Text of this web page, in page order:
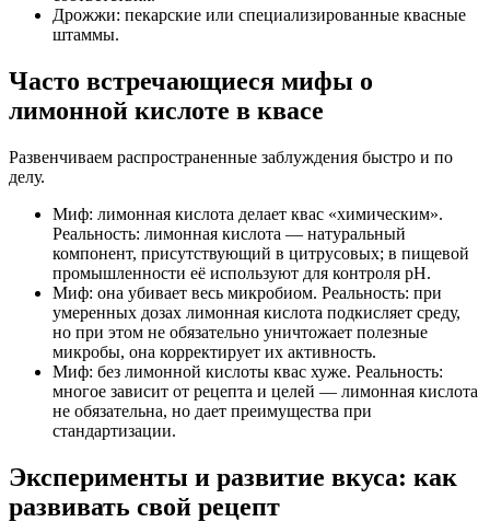
Дрожжи: пекарские или специализированные квасные
штаммы.
Часто встречающиеся мифы о
лимонной кислоте в квасе
Развенчиваем распространенные заблуждения быстро и по
делу.
Миф: лимонная кислота делает квас «химическим».
Реальность: лимонная кислота — натуральный
компонент, присутствующий в цитрусовых; в пищевой
промышленности её используют для контроля pH.
Миф: она убивает весь микробиом. Реальность: при
умеренных дозах лимонная кислота подкисляет среду,
но при этом не обязательно уничтожает полезные
микробы, она корректирует их активность.
Миф: без лимонной кислоты квас хуже. Реальность:
многое зависит от рецепта и целей — лимонная кислота
не обязательна, но дает преимущества при
стандартизации.
Эксперименты и развитие вкуса: как
развивать свой рецепт